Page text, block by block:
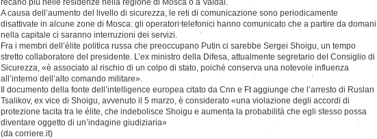
recano più nelle residenze nella regione di Mosca o a Valdai.
A causa dell’aumento del livello di sicurezza, le reti di comunicazione sono periodicamente
disattivate in alcune zone di Mosca: gli operatori telefonici hanno comunicato che a partire da domani
nella capitale ci saranno interruzioni dei servizi.
Fra i membri dell’élite politica russa che preoccupano Putin ci sarebbe Sergei Shoigu, un tempo
stretto collaboratore del presidente. L’ex ministro della Difesa, attualmente segretario del Consiglio di
Sicurezza, «è associato al rischio di un colpo di stato, poiché conserva una notevole influenza
all’interno dell’alto comando militare».
Il documento della fonte dell’intelligence europea citato da Cnn e Ft aggiunge che l’arresto di Ruslan
Tsalikov, ex vice di Shoigu, avvenuto il 5 marzo, è considerato «una violazione degli accordi di
protezione tacita tra le élite, che indebolisce Shoigu e aumenta la probabilità che egli stesso possa
diventare oggetto di un’indagine giudiziaria»
(da corriere.it)